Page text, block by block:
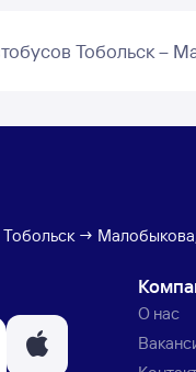
Тобольск –
Тобольск →
О нас